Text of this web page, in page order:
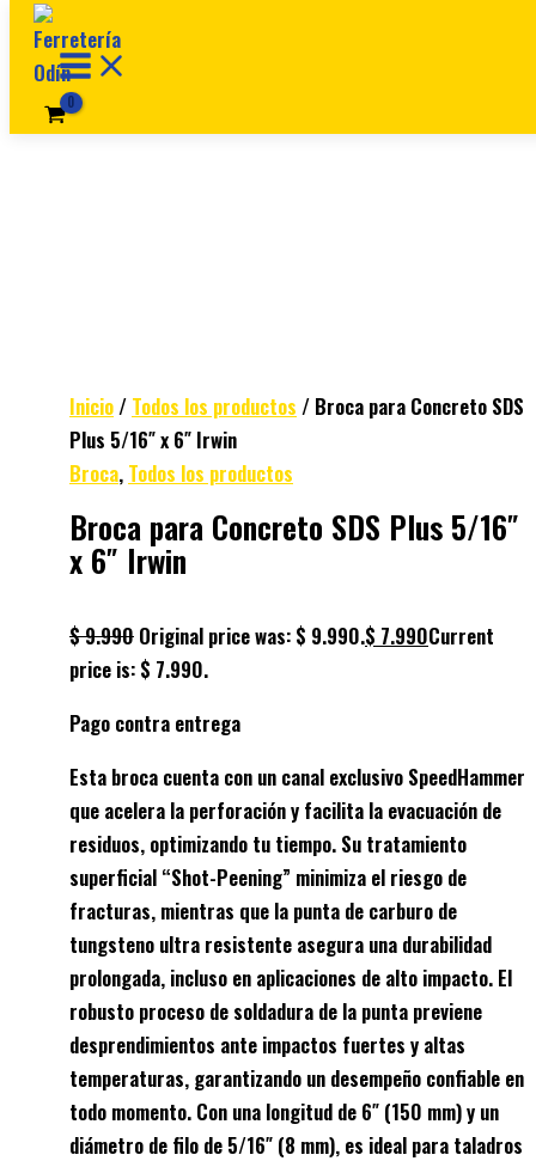
Ir al contenido
Inicio/ Todos los productos / Broca para Concreto SDS
Plus 5/16″ x 6″ Irwin
Broca, Todos los productos
Broca para Concreto SDS Plus 5/16″
x 6″ Irwin
$9.990 Original price was: $ 9.990.$ 7.990Current
price is: $ 7.990.
Pago contra entrega
Esta broca cuenta con un canal exclusivo SpeedHammer
que acelera la perforación y facilita la evacuación de
residuos, optimizando tu tiempo. Su tratamiento
superficial “Shot-Peening” minimiza el riesgo de
fracturas, mientras que la punta de carburo de
tungsteno ultra resistente asegura una durabilidad
prolongada, incluso en aplicaciones de alto impacto. El
robusto proceso de soldadura de la punta previene
desprendimientos ante impactos fuertes y altas
temperaturas, garantizando un desempeño confiable en
todo momento. Con una longitud de 6″ (150 mm) y un
diámetro de filo de 5/16″ (8 mm), es ideal para taladros